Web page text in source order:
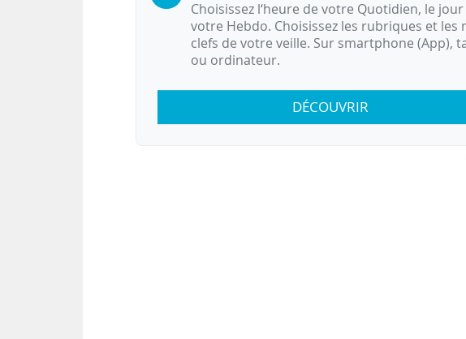
Choisissez l‘heure de votre Quotidien, le jour
votre Hebdo. Choisissez les rubriques et les
clefs de votre veille. Sur smartphone (App),
ou ordinateur.
DÉCOUVRIR